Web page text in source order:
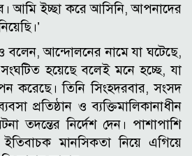
আমি ইচ্ছা করে আসিনি, আপনাদের
বলেন, আন্দোলনের নামে যা ঘটেছে,
হয়েছে বলেই মনে হচ্ছে, যা
করেছে।তিনি সিংহদরবার, সংসদ
প্রতিষ্ঠান ও ব্যক্তিমালিকানাধীন
তদন্তের নির্দেশ দেন। পাশাপাশি
ইতিবাচক মানসিকতা নিয়ে এগিয়ে